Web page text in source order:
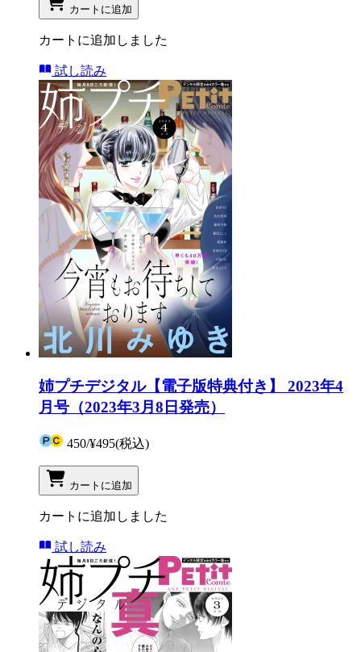
カートに追加
カートに追加しました
試し読み
姉プチデジタル【電子版特典付き】 2023年4
月号（2023年3月8日発売）
450/¥495(税込)
カートに追加
カートに追加しました
試し読み